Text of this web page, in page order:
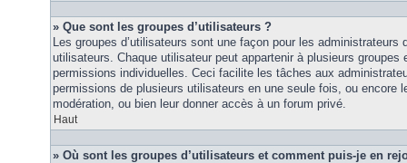
» Que sont les groupes d’utilisateurs ?
Les groupes d’utilisateurs sont une façon pour les administrateurs
utilisateurs. Chaque utilisateur peut appartenir à plusieurs groupes
permissions individuelles. Ceci facilite les tâches aux
permissions de plusieurs utilisateurs en une seule fois, ou encore
modération, ou bien leur donner accès à un forum privé.
Haut
» Où sont les groupes d’utilisateurs et comment puis-je en